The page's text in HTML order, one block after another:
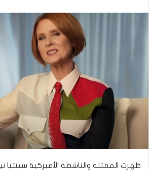
ظهرت الممثلة والناشطة الأميركية سينتيا